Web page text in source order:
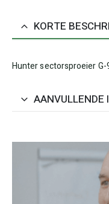
KORTE
Hunter sectorsproeier G-
AANVULLENDE